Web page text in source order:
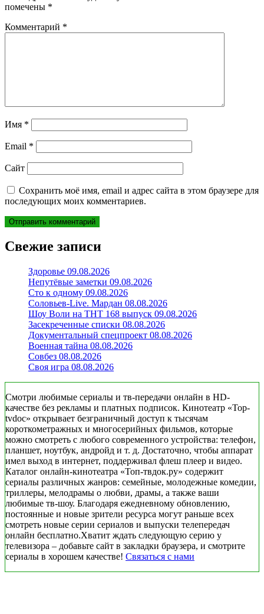
помечены *
Комментарий *
Имя *
Email *
Сайт
Сохранить моё имя, email и адрес сайта в этом браузере для
последующих моих комментариев.
Свежие записи
Здоровье 09.08.2026
Непутёвые заметки 09.08.2026
Сто к одному 09.08.2026
Соловьев-Live. Мардан 08.08.2026
Шоу Воли на ТНТ 168 выпуск 09.08.2026
Засекреченные списки 08.08.2026
Документальный спецпроект 08.08.2026
Военная тайна 08.08.2026
Совбез 08.08.2026
Своя игра 08.08.2026
Смотри любимые сериалы и тв-передачи онлайн в HD-
качестве без рекламы и платных подписок. Кинотеатр «Top-
tvdoc» открывает безграничный доступ к тысячам
короткометражных и многосерийных фильмов, которые
можно смотреть с любого современного устройства: телефон,
планшет, ноутбук, андройд и т. д. Достаточно, чтобы аппарат
имел выход в интернет, поддерживал флеш плеер и видео.
Каталог онлайн-кинотеатра «Топ-твдок.ру» содержит
сериалы различных жанров: семейные, молодежные комедии,
триллеры, мелодрамы о любви, драмы, а также ваши
любимые тв-шоу. Благодаря ежедневному обновлению,
постоянные и новые зрители ресурса могут раньше всех
смотреть новые серии сериалов и выпуски телепередач
онлайн бесплатно.Хватит ждать следующую серию у
телевизора – добавьте сайт в закладки браузера, и смотрите
сериалы в хорошем качестве! Связаться с нами